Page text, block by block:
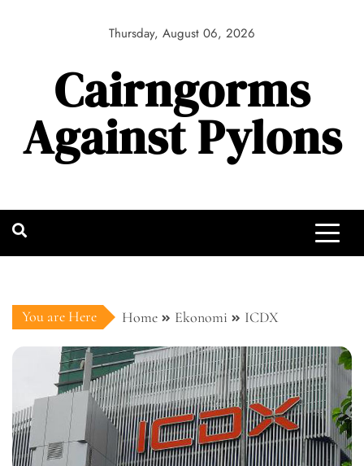
Thursday, August 06, 2026
Cairngorms
Against Pylons
You are Here Home Ekonomi ICDX